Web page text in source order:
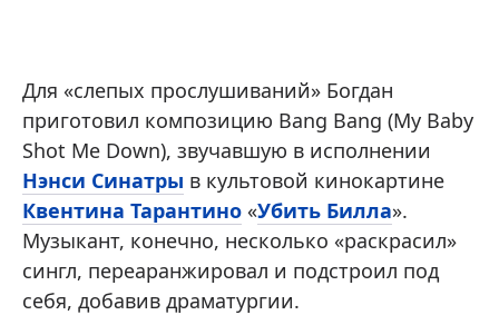
Для «слепых прослушиваний» Богдан
приготовил композицию Bang Bang (My Baby
Shot Me Down), звучавшую в исполнении
Нэнси Синатры в культовой кинокартине
Квентина Тарантино «Убить Билла».
Музыкант, конечно, несколько «раскрасил»
сингл, переаранжировал и подстроил под
себя, добавив драматургии.